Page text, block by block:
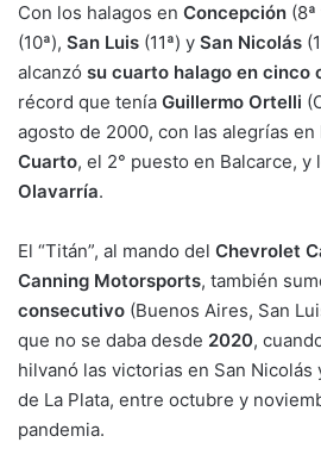
Con los halagos en Concepción
(10ª), San Luis (11ª) y San Nicolás
alcanzó su cuarto halago en cinco
récord que tenía Guillermo Ortelli
agosto de 2000, con las alegrías en
Cuarto, el 2° puesto en Balcarce, y
Olavarría.
El “Titán”, al mando del Chevrolet
Canning Motorsports, también
consecutivo (Buenos Aires, San
que no se daba desde 2020,
hilvanó las victorias en San Nicolás
de La Plata, entre octubre y
pandemia.